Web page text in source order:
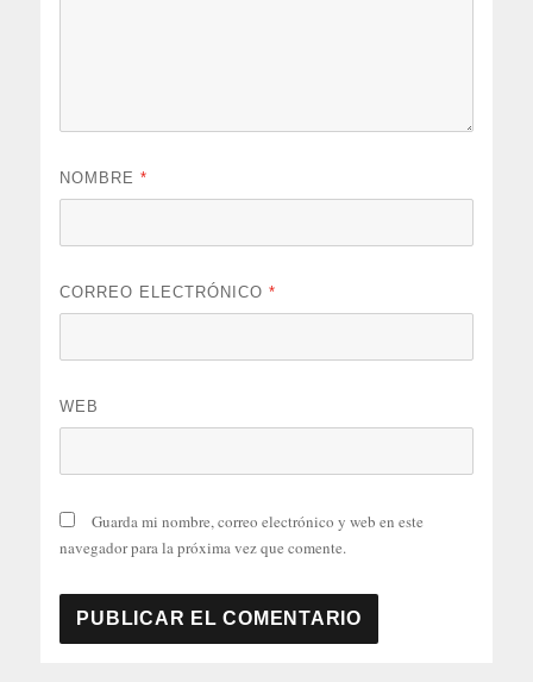
NOMBRE*
CORREO ELECTRÓNICO*
WEB
Guarda mi nombre, correo electrónico y web en este
navegador para la próxima vez que comente.